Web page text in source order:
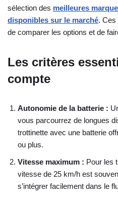
sélection des meilleures
disponibles sur le marché. Ces
de comparer les options et de
Les critères
compte
Autonomie de la batterie :
vous parcourrez de longues
trottinette avec une batterie
ou plus.
Vitesse maximum : Pour les
vitesse de 25 km/h est
s’intégrer facilement dans le